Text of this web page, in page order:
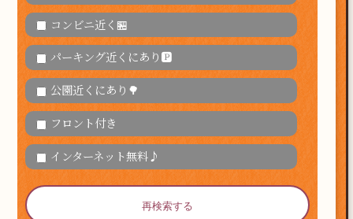
コンビニ近く🏪
パーキング近くにあり🅿
公園近くにあり🌳
フロント付き
インターネット無料♪